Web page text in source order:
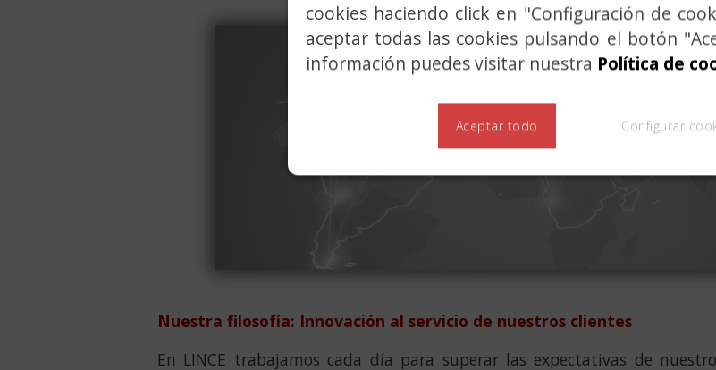
Nuestra filosofía: Innovación al servicio de nuestros clientes
En LINCE trabajamos cada día para superar las expectativas de
cookies haciendo click en "Configuración de
aceptar todas las cookies pulsando el botón
información puedes visitar nuestra Política de
Aceptar todo Configurar